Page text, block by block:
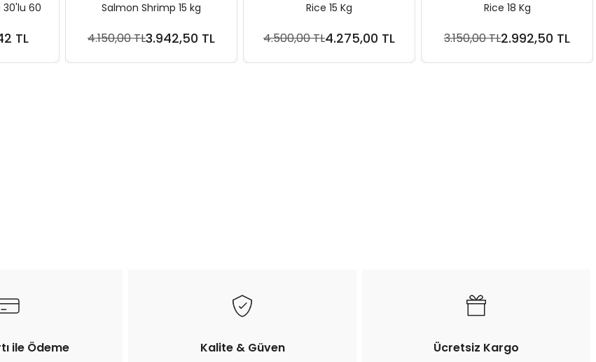
30'lu 60
TL
Salmon Shrimp 15 kg
4.150,00 TL3.942,50 TL
Sepete Ekle
Rice 15 Kg
4.500,00 TL4.275,00 TL
Sepete Ekle
Rice 18 Kg
3.150,00 TL2.992,50 TL
Sepete Ekle
ile Ödeme Kalite & Güven Ücretsiz Kargo